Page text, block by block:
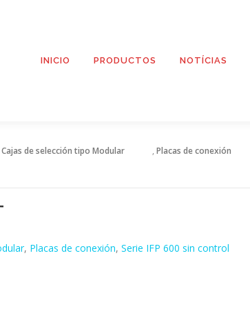
INICIO PRODUCTOS NOTÍCIAS
Cajas de selección tipo Modular ,Placas de conexión
, Placas de conexión,Serie IFP 600 sin control